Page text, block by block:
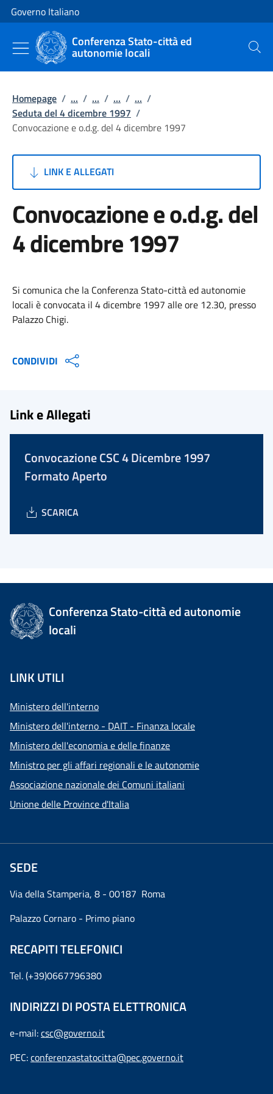
Vai al contenuto
Vai alla navigazione del sito
Governo Italiano
Conferenza Stato-città ed
autonomie locali Cerca
Homepage / ... / ... / ... / ... /
Seduta del 4 dicembre 1997 /
Convocazione e o.d.g. del 4 dicembre 1997
LINK E ALLEGATI
Convocazione e o.d.g. del
4 dicembre 1997
Si comunica che la Conferenza Stato-città ed autonomie
locali è convocata il 4 dicembre 1997 alle ore 12.30, presso
Palazzo Chigi.
CONDIVIDI
Link e Allegati
Convocazione CSC 4 Dicembre 1997
Formato Aperto
SCARICA
Conferenza Stato-città ed autonomie
locali
LINK UTILI
Ministero dell'interno
Ministero dell'interno - DAIT - Finanza locale
Ministero dell'economia e delle finanze
Ministro per gli affari regionali e le autonomie
Associazione nazionale dei Comuni italiani
Unione delle Province d'Italia
SEDE
Via della Stamperia, 8 - 00187 Roma
Palazzo Cornaro - Primo piano
RECAPITI TELEFONICI
Tel. (+39)0667796380
INDIRIZZI DI POSTA ELETTRONICA
e-mail:csc@governo.it
PEC:conferenzastatocitta@pec.governo.it